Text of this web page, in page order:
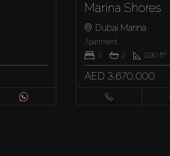
Marina Shores
Dubai Marina
Apartment
2
2 1190ft²
AED 3,670,000